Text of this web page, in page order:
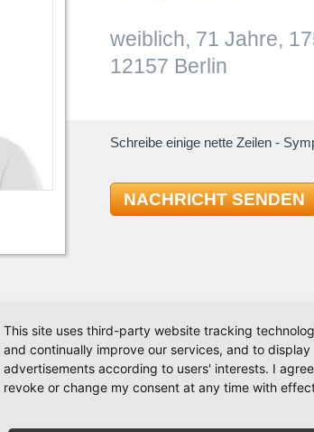
weiblich, 71 Jahre,
12157 Berlin
Schreibe einige nette Zeilen -
NACHRICHT SENDEN
Standardtänze für den "Hausgebrauch" gelernt.
ist, blieb auch das Tanzen auf der Strecke.
- just for fun - und suche dafür einen
This site uses third-party website tracking
and continually improve our services, and to display
advertisements according to users' interests. I
revoke or change my consent at any time with